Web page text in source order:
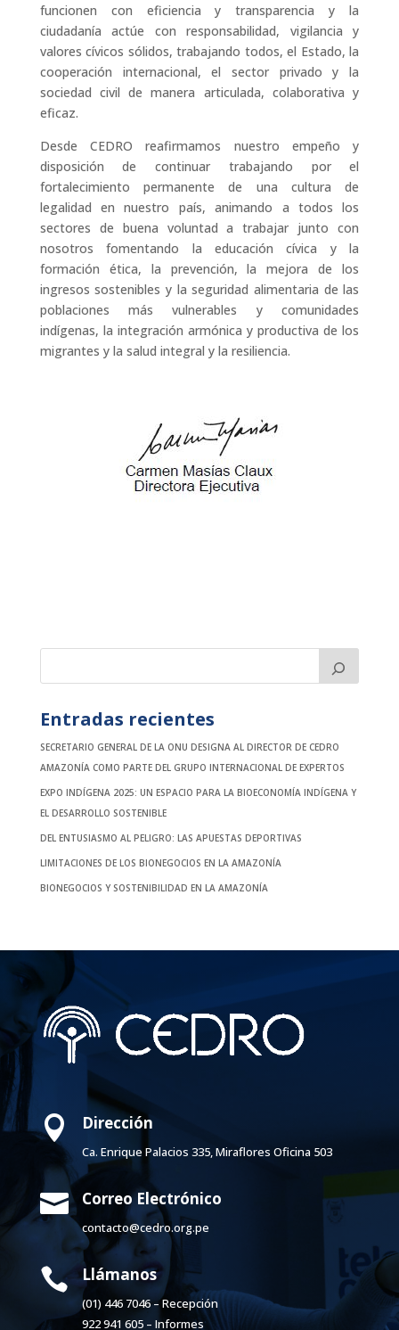
funcionen con eficiencia y transparencia y la
ciudadanía actúe con responsabilidad, vigilancia y
valores cívicos sólidos, trabajando todos, el Estado, la
cooperación internacional, el sector privado y la
sociedad civil de manera articulada, colaborativa y
eficaz.
Desde CEDRO reafirmamos nuestro empeño y
disposición de continuar trabajando por el
fortalecimiento permanente de una cultura de
legalidad en nuestro país, animando a todos los
sectores de buena voluntad a trabajar junto con
nosotros fomentando la educación cívica y la
formación ética, la prevención, la mejora de los
ingresos sostenibles y la seguridad alimentaria de las
poblaciones más vulnerables y comunidades
indígenas, la integración armónica y productiva de los
migrantes y la salud integral y la resiliencia.
Entradas recientes
SECRETARIO GENERAL DE LA ONU DESIGNA AL DIRECTOR DE CEDRO
AMAZONÍA COMO PARTE DEL GRUPO INTERNACIONAL DE EXPERTOS
EXPO INDÍGENA 2025: UN ESPACIO PARA LA BIOECONOMÍA INDÍGENA Y
EL DESARROLLO SOSTENIBLE
DEL ENTUSIASMO AL PELIGRO: LAS APUESTAS DEPORTIVAS
LIMITACIONES DE LOS BIONEGOCIOS EN LA AMAZONÍA
BIONEGOCIOS Y SOSTENIBILIDAD EN LA AMAZONÍA
 Dirección
Ca. Enrique Palacios 335, Miraflores Oficina 503
 Correo Electrónico
contacto@cedro.org.pe
 Llámanos
(01) 446 7046 – Recepción
922 941 605 – Informes